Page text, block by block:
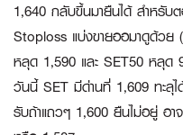
1,640 กลับขึ้นมายืนได้ สำหรั
Stoploss แบ่งขายออมาดูด้วย
หลุด 1,590 และ SET50 หลุด
วันนี้ SET มีด่านที่ 1,609 ทะลุ
รับถ้าแถวๆ 1,600 ยืนไม่อยู่ อ